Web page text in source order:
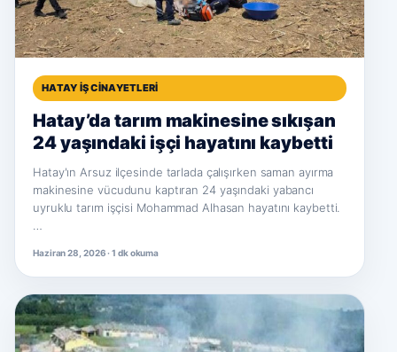
HATAY İŞ CINAYETLERI
Hatay’da tarım makinesine sıkışan
24 yaşındaki işçi hayatını kaybetti
Hatay'ın Arsuz ilçesinde tarlada çalışırken saman ayırma
makinesine vücudunu kaptıran 24 yaşındaki yabancı
uyruklu tarım işçisi Mohammad Alhasan hayatını kaybetti.
Haziran 28, 2026 · 1 dk okuma